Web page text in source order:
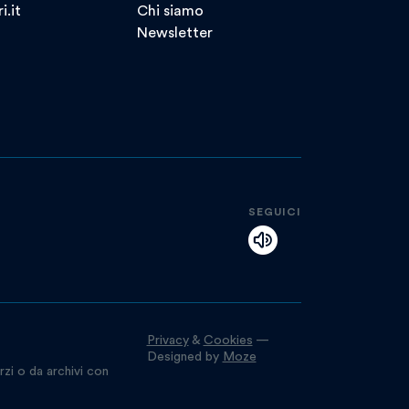
Chi siamo
Newsletter
SEGUICI
o da archivi con
Privacy& Cookies —
Designed by Moze